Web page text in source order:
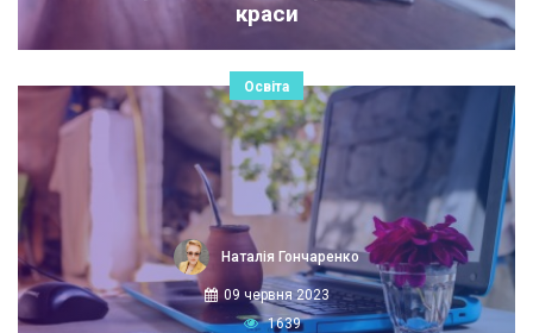
краси
Освіта
Наталія Гончаренко
09 червня 2023
1639